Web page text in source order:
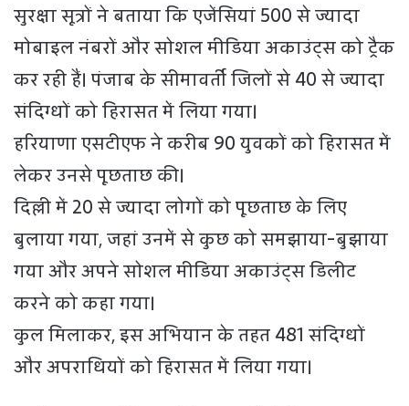
सुरक्षा सूत्रों ने बताया कि एजेंसियां 500 से ज्यादा
मोबाइल नंबरों और सोशल मीडिया अकाउंट्स को ट्रैक
कर रही हैं। पंजाब के सीमावर्ती जिलों से 40 से ज्यादा
संदिग्धों को हिरासत में लिया गया।
हरियाणा एसटीएफ ने करीब 90 युवकों को हिरासत में
लेकर उनसे पूछताछ की।
दिल्ली में 20 से ज्यादा लोगों को पूछताछ के लिए
बुलाया गया, जहां उनमें से कुछ को समझाया-बुझाया
गया और अपने सोशल मीडिया अकाउंट्स डिलीट
करने को कहा गया।
कुल मिलाकर, इस अभियान के तहत 481 संदिग्धों
और अपराधियों को हिरासत में लिया गया।